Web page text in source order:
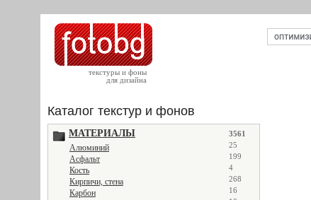
текстуры и фоны
для дизайна
Каталог текстур и фонов
МАТЕРИАЛЫ 3561
Алюминий 25
Асфальт 199
Кость 4
Кирпичи, стена 268
Карбон 16